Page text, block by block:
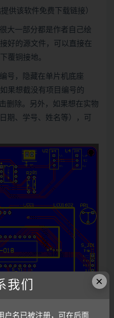
该软件免费下载链接）
大一部分都是作者自己绘
好的源文件，可以直接在
覆铜接地。
号，隐藏在单片机底座
果想截没有项目编号的
删除。另外，如果想在实物
期、学号、姓名等），可
×
我们
户名已被注册，可在后面